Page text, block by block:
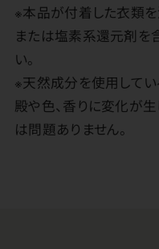
※本品が付着した衣類
または塩素系還元剤を
い。
※天然成分を使用してい
殿や色、香りに変化が
は問題ありません。